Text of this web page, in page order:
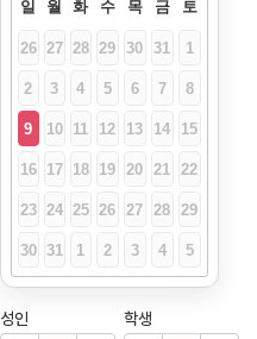
일 월 화 수 목 금 토
26 27 28 29 30 31 1
2 3 4 5 6 7 8
9 10 11 12 13 14 15
16 17 18 19 20 21 22
23 24 25 26 27 28 29
30 31 1 2 3 4 5
성인 학생